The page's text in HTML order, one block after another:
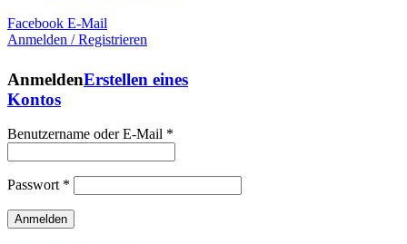
Facebook E-Mail
Anmelden / Registrieren
AnmeldenErstellen eines
Kontos
Benutzername oder E-Mail *
Passwort *
Anmelden